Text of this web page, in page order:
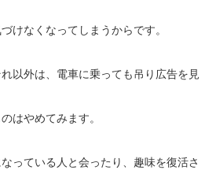
けなくなってしまうからです。
以外は、電車に乗っても吊り広告を見
はやめてみます。
っている人と会ったり、趣味を復活さ